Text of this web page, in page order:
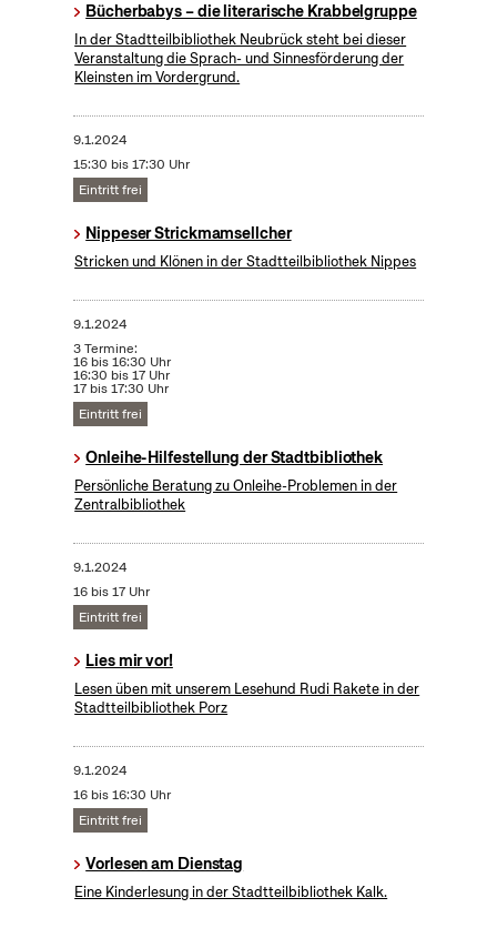
Bücherbabys – die literarische Krabbelgruppe
In der Stadtteilbibliothek Neubrück steht bei dieser
Veranstaltung die Sprach- und Sinnesförderung der
Kleinsten im Vordergrund.
9.1.2024
15:30 bis 17:30 Uhr
Eintritt frei
Nippeser Strickmamsellcher
Stricken und Klönen in der Stadtteilbibliothek Nippes
9.1.2024
3 Termine:
16 bis 16:30 Uhr
16:30 bis 17 Uhr
17 bis 17:30 Uhr
Eintritt frei
Onleihe-Hilfestellung der Stadtbibliothek
Persönliche Beratung zu Onleihe-Problemen in der
Zentralbibliothek
9.1.2024
16 bis 17 Uhr
Eintritt frei
Lies mir vor!
Lesen üben mit unserem Lesehund Rudi Rakete in der
Stadtteilbibliothek Porz
9.1.2024
16 bis 16:30 Uhr
Eintritt frei
Vorlesen am Dienstag
Eine Kinderlesung in der Stadtteilbibliothek Kalk.